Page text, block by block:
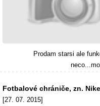
Prodam starsi ale
Fotbalové chrániče, zn.
[27. 07. 2015]